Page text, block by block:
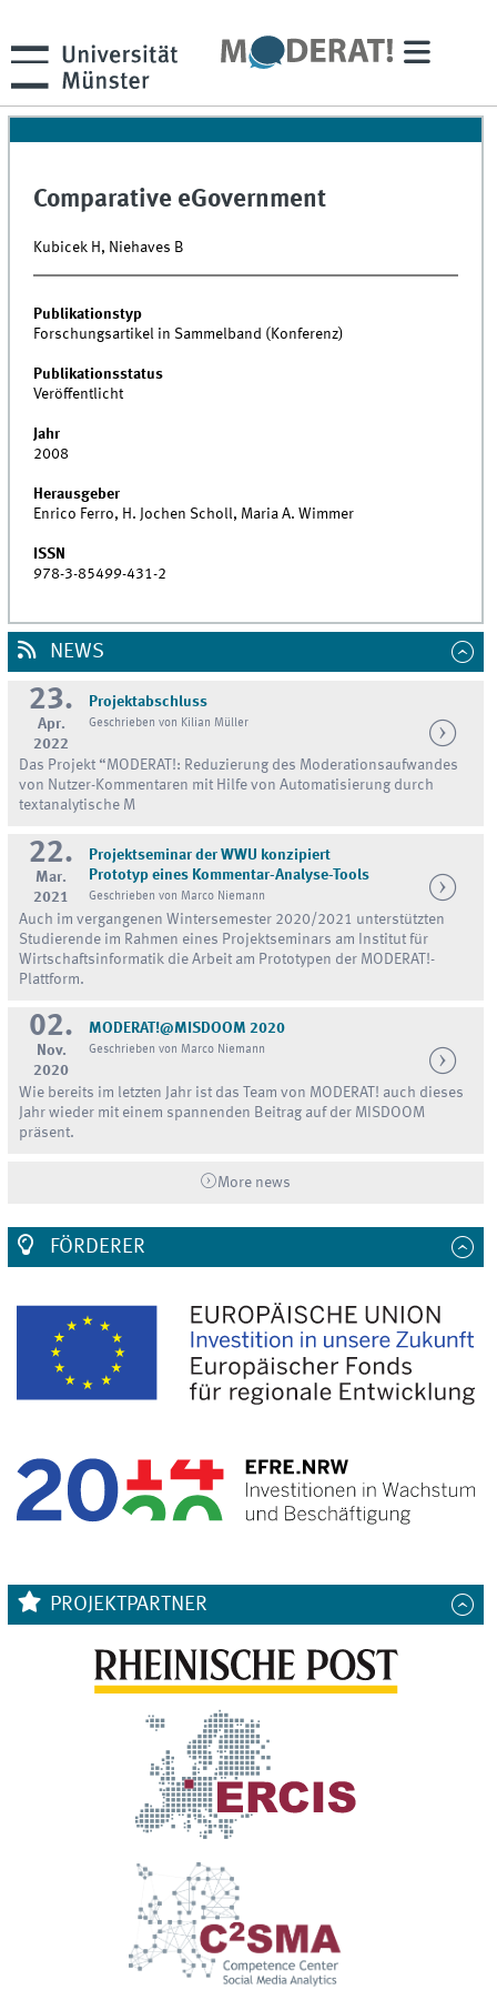
Comparative eGovernment
Kubicek H, Niehaves B
Publikationstyp
Forschungsartikel in Sammelband (Konferenz)
Publikationsstatus
Veröffentlicht
Jahr
2008
Herausgeber
Enrico Ferro, H. Jochen Scholl, Maria A. Wimmer
ISSN
978-3-85499-431-2
NEWS
23.
Apr.
2022
Projektabschluss
Geschrieben von Kilian Müller
Das Projekt “MODERAT!: Reduzierung des Moderationsaufwandes
von Nutzer-Kommentaren mit Hilfe von Automatisierung durch
textanalytische M
22.
Mar.
2021
Projektseminar der WWU konzipiert
Prototyp eines Kommentar-Analyse-Tools
Geschrieben von Marco Niemann
Auch im vergangenen Wintersemester 2020/2021 unterstützten
Studierende im Rahmen eines Projektseminars am Institut für
Wirtschaftsinformatik die Arbeit am Prototypen der MODERAT!-
Plattform.
02.
Nov.
2020
MODERAT!@MISDOOM 2020
Geschrieben von Marco Niemann
Wie bereits im letzten Jahr ist das Team von MODERAT! auch dieses
Jahr wieder mit einem spannenden Beitrag auf der MISDOOM
präsent.
More news
FÖRDERER
PROJEKTPARTNER